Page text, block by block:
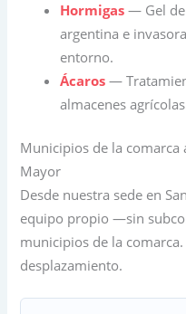
Hormigas — Gel de
argentina e
entorno.
Ácaros —
almacenes
Municipios de la comarca
Mayor
Desde nuestra sede en
equipo propio —sin
municipios de la
desplazamiento.